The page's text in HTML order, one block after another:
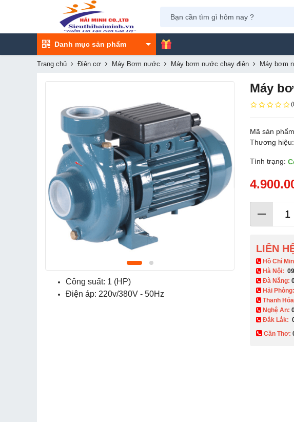
Danh mục sản phẩm
Trang chủ Điện cơ Máy Bơm nước Máy bơm nước chạy điện Máy bơm
Công suất: 1 (HP)
Điện áp: 220v/380V - 50Hz
Máy
Mã sản
Thương
Tình trạng:
LIÊN
Hồ Chí
Hà Nội:
Đà Nẵng:
Hải
Thanh
Nghệ An:
Đắk Lắk:
Cần Thơ: